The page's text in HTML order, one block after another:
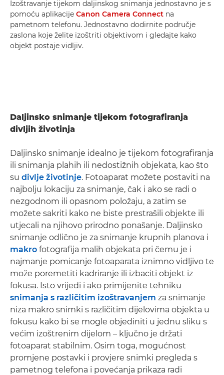
Izoštravanje tijekom daljinskog snimanja jednostavno je s
pomoću aplikacije Canon Camera Connect na
pametnom telefonu. Jednostavno dodirnite područje
zaslona koje želite izoštriti objektivom i gledajte kako
objekt postaje vidljiv.
Daljinsko snimanje tijekom fotografiranja
divljih životinja
Daljinsko snimanje idealno je tijekom fotografiranja
ili snimanja plahih ili nedostižnih objekata, kao što
su divlje životinje. Fotoaparat možete postaviti na
najbolju lokaciju za snimanje, čak i ako se radi o
nezgodnom ili opasnom položaju, a zatim se
možete sakriti kako ne biste prestrašili objekte ili
utjecali na njihovo prirodno ponašanje. Daljinsko
snimanje odlično je za snimanje krupnih planova i
makro fotografija malih objekata pri čemu je i
najmanje pomicanje fotoaparata iznimno vidljivo te
može poremetiti kadriranje ili izbaciti objekt iz
fokusa. Isto vrijedi i ako primijenite tehniku
snimanja s različitim izoštravanjem za snimanje
niza makro snimki s različitim dijelovima objekta u
fokusu kako bi se mogle objediniti u jednu sliku s
većim izoštrenim dijelom – ključno je držati
fotoaparat stabilnim. Osim toga, mogućnost
promjene postavki i provjere snimki pregleda s
pametnog telefona i povećanja prikaza radi